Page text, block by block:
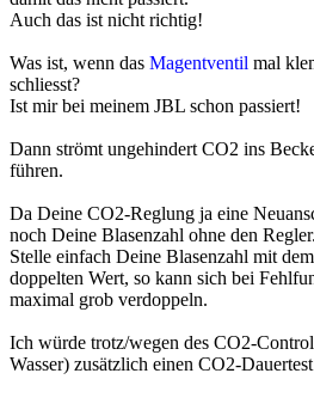
Auch das ist nicht richtig!
Was ist, wenn das Magentventil mal
schliesst?
Ist mir bei meinem JBL schon passiert!
Dann strömt ungehindert CO2 ins
führen.
Da Deine CO2-Reglung ja eine
noch Deine Blasenzahl ohne den Regler.
Stelle einfach Deine Blasenzahl mit dem
doppelten Wert, so kann sich bei
maximal grob verdoppeln.
Ich würde trotz/wegen des CO2-
Wasser) zusätzlich einen CO2-